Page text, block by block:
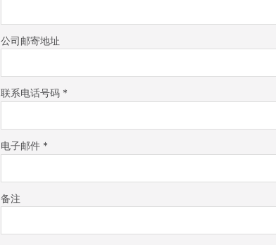
公司邮寄地址
联系电话号码 *
电子邮件 *
备注